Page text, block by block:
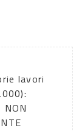
lavori